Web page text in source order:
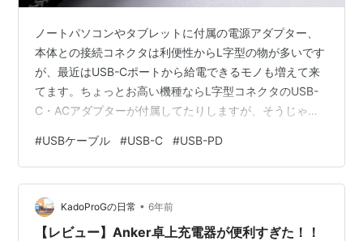
ノートパソコンやタブレットに付属の電源アダプター、
本体との接続コネクタは利便性からL字型の物が多いです
が、最近はUSB-Cポートから給電できるモノも増えて来
てます。ちょっとお高い機種ならL字型コネクタのUSB-
C・ACアダプターが付属してたりしますが、そうじゃな
横から出っ張るので、見た目も悪いし、引っ掛けた時に
本体を痛めそうで怖いです＞＜そこで、L字型のUSB-Cケ
ーブルを物色して、良い感じのものを見つけたのでご紹
介ヽ( ^ω^)ﾉ UGREEN L字 USB-Cケーブル 《50cm、
1m、2m、3m》(USB2、PD対応 60W/3A 急…
#USBケーブル #USB-C #USB-PD
KadoProGの日常 • 6年前
【レビュー】Anker卓上充電器が便利すぎた！！